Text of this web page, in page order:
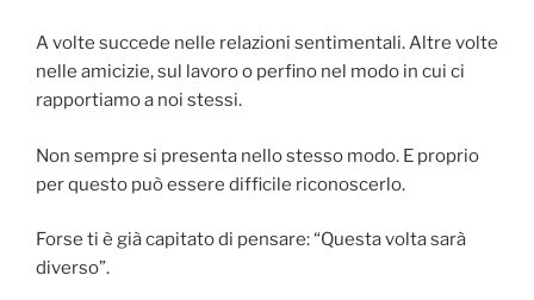
A volte succede nelle relazioni sentimentali. Altre volte
nelle amicizie, sul lavoro o perfino nel modo in cui ci
rapportiamo a noi stessi.
Non sempre si presenta nello stesso modo. E proprio
per questo può essere difficile riconoscerlo.
Forse ti è già capitato di pensare: “Questa volta sarà
diverso”.